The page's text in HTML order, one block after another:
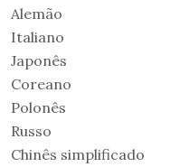
Alemão
Italiano
Japonês
Coreano
Polonês
Russo
Chinês simplificado